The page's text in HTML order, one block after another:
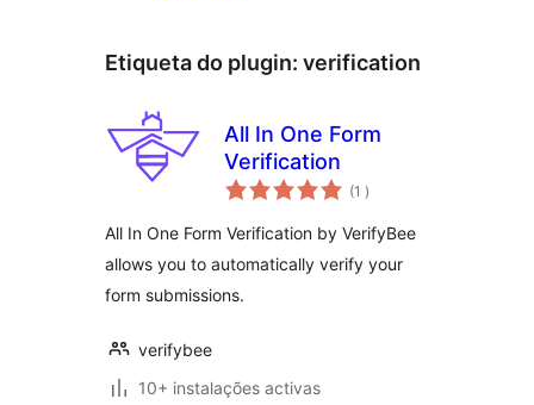
Etiqueta do plugin: verification
All In One Form
Verification
(1 classificações
)
All In One Form Verification by VerifyBee
allows you to automatically verify your
form submissions.
verifybee
10+ instalações activas